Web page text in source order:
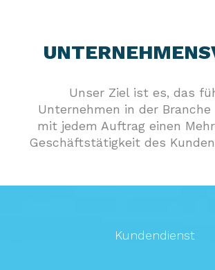
Unser Ziel ist es, das
Unternehmen in der Branche
mit jedem Auftrag einen
Geschäftstätigkeit des
Kundendienst